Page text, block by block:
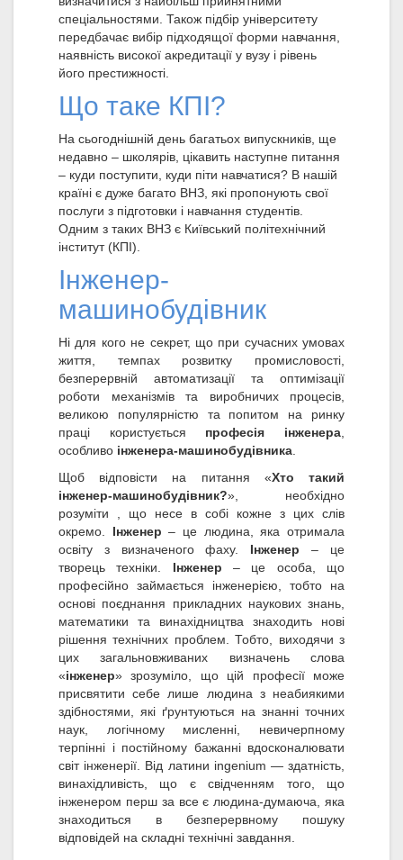
спеціальностями. Також підбір університету
передбачає вибір підходящої форми навчання,
наявність високої акредитації у вузу і рівень
його престижності.
Що таке КПІ?
На сьогоднішній день багатьох випускників, ще
недавно – школярів, цікавить наступне питання
– куди поступити, куди піти навчатися? В нашій
країні є дуже багато ВНЗ, які пропонують свої
послуги з підготовки і навчання студентів.
Одним з таких ВНЗ є Київський політехнічний
інститут (КПІ).
Інженер-
машинобудівник
Ні для кого не секрет, що при сучасних умовах
життя, темпах розвитку промисловості,
безперервній автоматизації та оптимізації
роботи механізмів та виробничих процесів,
великою популярністю та попитом на ринку
праці користується професія інженера
особливо інженера-машинобудівника
Щоб відповісти на питання «Хто такий
інженер-машинобудівник?», необхідно
розуміти , що несе в собі кожне з цих слів
окремо. Інженер – це людина, яка отримала
освіту з визначеного фаху. Інженер – це
творець техніки. Інженер – це особа, що
професійно займається інженерією, тобто на
основі поєднання прикладних наукових знань,
математики та винахідництва знаходить нові
рішення технічних проблем. Тобто, виходячи з
цих загальновживаних визначень слова
«інженер» зрозуміло, що цій професії може
присвятити себе лише людина з неабиякими
здібностями, які ґрунтуються на знанні точних
наук, логічному мисленні, невичерпному
терпінні і постійному бажанні вдосконалювати
світ інженерії. Від латини ingenium — здатність,
винахідливість, що є свідченням того, що
інженером перш за все є людина-думаюча, яка
знаходиться в безперервному пошуку
відповідей на складні технічні завдання.